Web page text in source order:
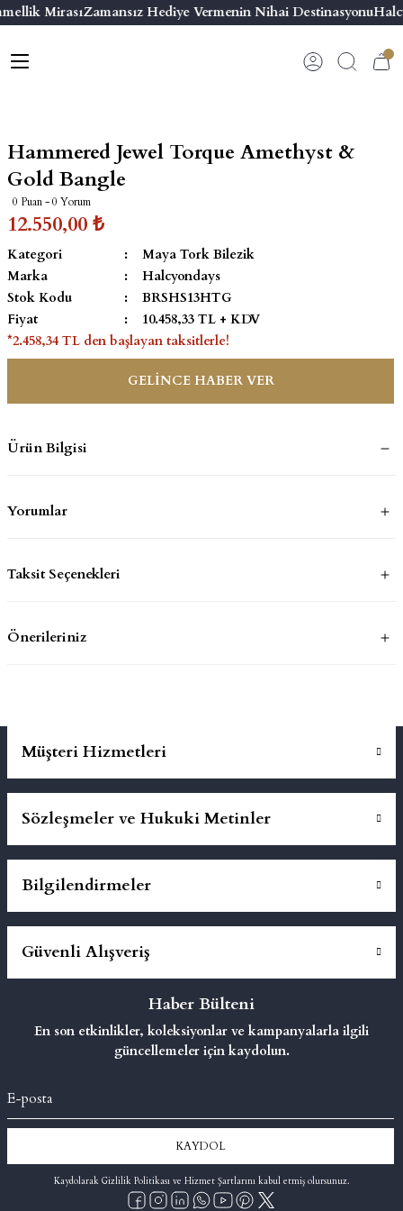
MirasıZamansız Hediye Vermenin Nihai Destinasyonu
Geri Dön
Geri Dön
ve Aksesuarlar
Mum
Geri Dön
Menteşeli Bilezik
Yivli Kabaşon Bilezik
Geri Dön
Seriler
Elephant
Hammered Jewel Torque Amethyst &
Gold Bangle
0 Puan - 0 Yorum
12.550,00 ₺
Kategori
Maya Tork Bilezik
Marka
Halcyondays
Stok Kodu
BRSHS13HTG
Fiyat
10.458,33 TL + KDV
*2.458,34 TL den başlayan taksitlerle!
GELİNCE HABER VER
Ürün Bilgisi
Yorumlar
Taksit Seçenekleri
Önerileriniz
Müşteri Hizmetleri
Sözleşmeler ve Hukuki Metinler
Bilgilendirmeler
Güvenli Alışveriş
Haber Bülteni
En son etkinlikler, koleksiyonlar ve kampanyalarla ilgili
güncellemeler için kaydolun.
KAYDOL
Kaydolarak Gizlilik Politikası ve Hizmet Şartlarını kabul etmiş olursunuz.